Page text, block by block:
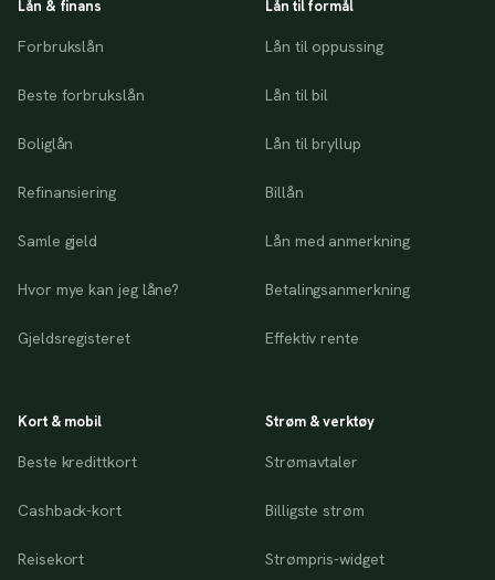
Lån & finans
Forbrukslån
Beste forbrukslån
Boliglån
Refinansiering
Samle gjeld
Hvor mye kan jeg låne?
Gjeldsregisteret
Lån til formål
Lån til oppussing
Lån til bil
Lån til bryllup
Billån
Lån med anmerkning
Betalingsanmerkning
Effektiv rente
Kort & mobil
Beste kredittkort
Cashback-kort
Reisekort
Strøm & verktøy
Strømavtaler
Billigste strøm
Strømpris-widget